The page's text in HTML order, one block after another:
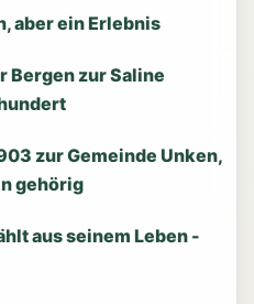
aber ein Erlebnis
Bergen zur Saline
zur Gemeinde Unken,
gehörig
aus seinem Leben -